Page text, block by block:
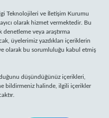
Teknolojileri ve İletişim Kurumu
olarak hizmet vermektedir. Bu
veya araştırma
üyelerimiz yazdıkları içeriklerin
olarak bu sorumluluğu kabul etmiş
düşündüğünüz içerikleri,
bildirmeniz halinde, ilgili içerikler